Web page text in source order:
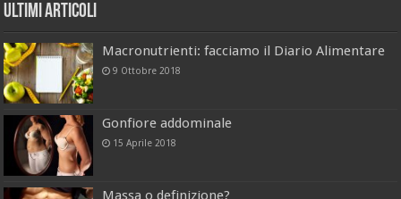
Ultimi Articoli
Macronutrienti: facciamo il Diario Alimentare
9 Ottobre 2018
Gonfiore addominale
15 Aprile 2018
Massa o definizione?